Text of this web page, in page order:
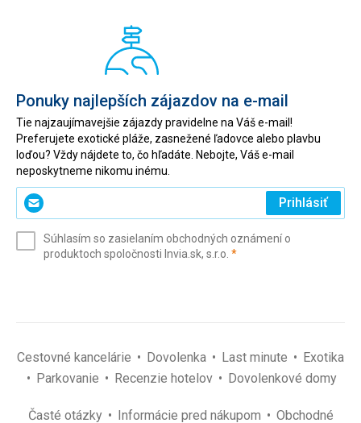
Ponuky najlepších zájazdov na e-mail
Tie najzaujímavejšie zájazdy pravidelne na Váš e-mail!
Preferujete exotické pláže, zasnežené ľadovce alebo plavbu
loďou? Vždy nájdete to, čo hľadáte. Nebojte, Váš e-mail
neposkytneme nikomu inému.
Zadajte
svoj
(povinné)
Prihlásiť
Súhlasím so zasielaním obchodných oznámení o
produktoch spoločnosti Invia.sk, s.r.o. *(povinné)
Cestovné kancelárie Dovolenka Last minute
Exotika
Parkovanie
Recenzie hotelov Dovolenkové domy
Časté otázky Informácie pred nákupom
Obchodné